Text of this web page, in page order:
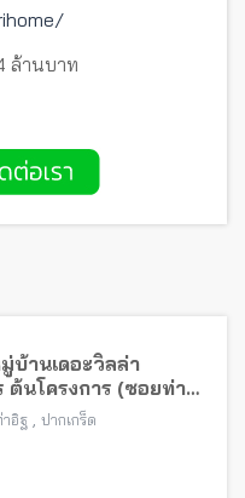
ล้านบาท
บ้านเดอะวิลล่า
ต้นโครงการ (ซอยท่า
สายสีม่วง
อิฐ , ปากเกร็ด